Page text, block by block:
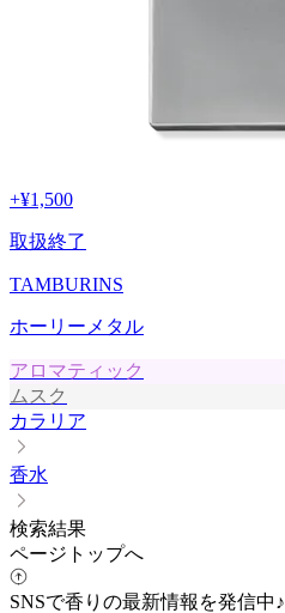
+¥1,500
取扱終了
TAMBURINS
ホーリーメタル
アロマティック
ムスク
カラリア
香水
検索結果
ページトップへ
SNSで香りの最新情報を発信中♪